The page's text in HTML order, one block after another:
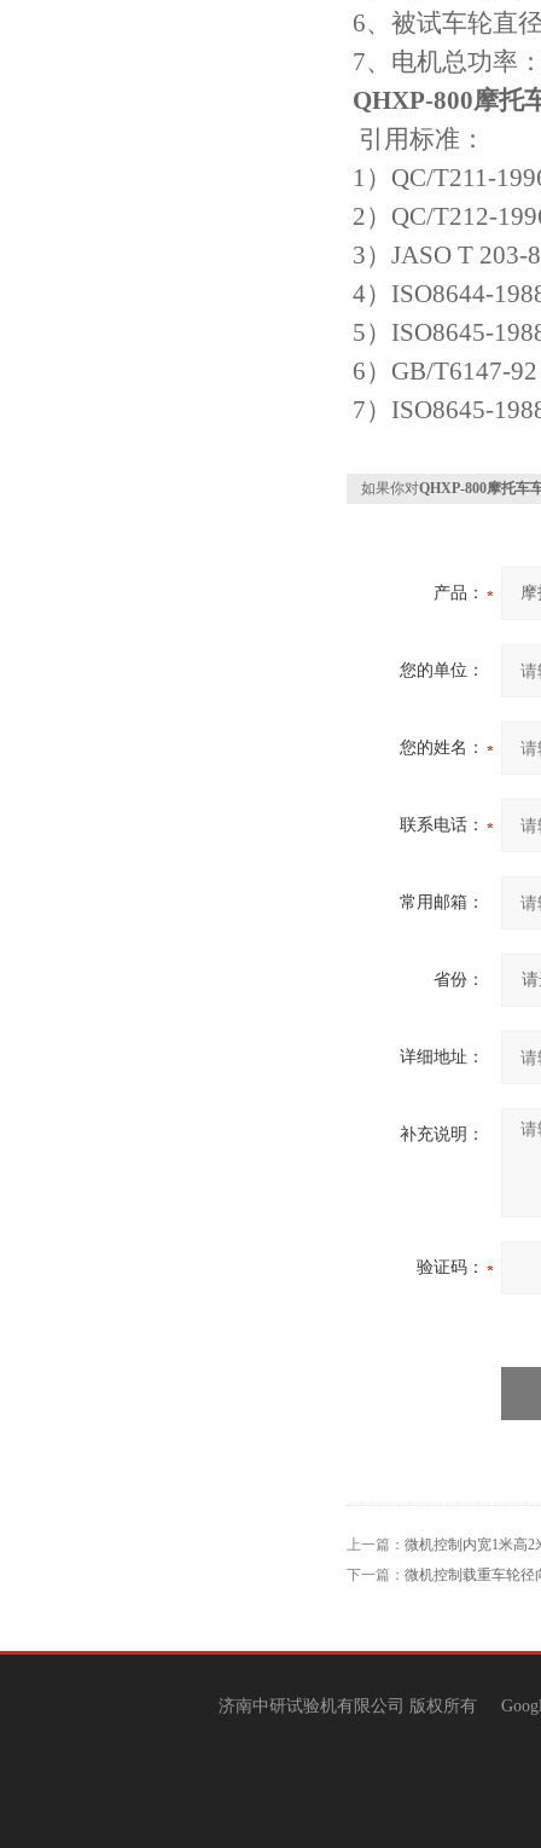
6、被试车轮直
7、电机总功率
QHXP-800摩托
引用标准：
1）QC/T211-
2）QC/T212-
3）JASO T
4）ISO8644-
5）ISO8645-
6）GB/T6147-
7）ISO8645-
如果你对QHXP-800摩托车
产品：
您的单位：
您的姓名：
联系电话：
常用邮箱：
省份：
详细地址：
补充说明：
验证码：
上一篇： 微机控制内宽1米高
下一篇： 微机控制载重车轮径
济南中研试验机有限公司 版权所有